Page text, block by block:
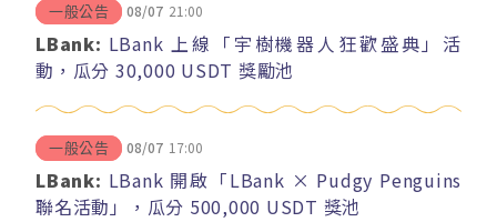
一般公告 08/07 21:00
LBank: LBank 上線「宇樹機器人狂歡盛典」活
動，瓜分 30,000 USDT 獎勵池
一般公告 08/07 17:00
LBank: LBank 開啟「LBank × Pudgy Penguins
聯名活動」，瓜分 500,000 USDT 獎池